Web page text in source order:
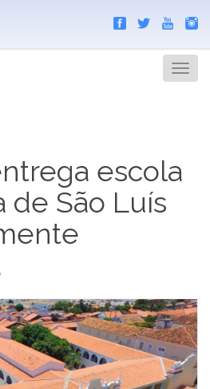
Menu
escola
de São Luís